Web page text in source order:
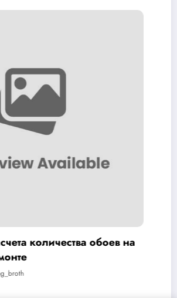
ли приобретать садовый
Умница ОЭ 8л МИНИ
2024